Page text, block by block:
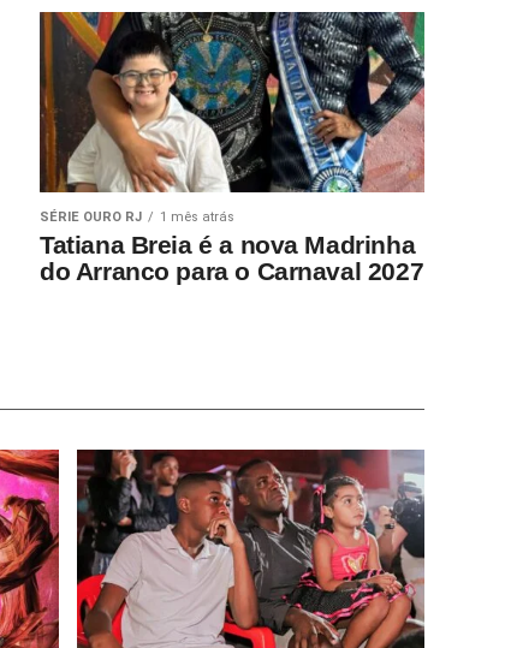
SÉRIE OURO RJ 1 mês atrás
Tatiana Breia é a nova Madrinha
do Arranco para o Carnaval 2027